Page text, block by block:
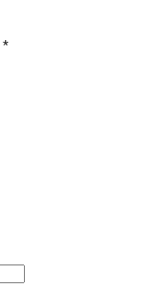
*Povinné